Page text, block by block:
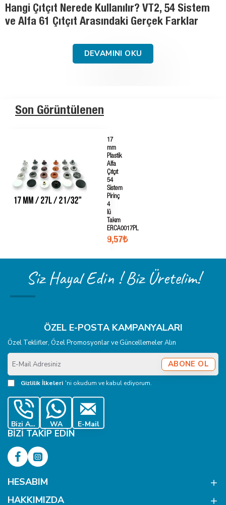
Tekstil Aksesuarlarında Malzeme Rehberi:
Pirinç, Paslanmaz Çelik ve Saç Demir
DEVAMINI OKU
Son Görüntülenen
17
mm
Plastik
Alfa
Çıtçıt
54
Sistem
Pirinç
4
lü
Takım
ERCA0017PL
9,57₺
Siz Hayal Edin ! Biz Üretelim!
ÖZEL E-POSTA KAMPANYALARI
Özel Teklifler, Özel Promosyonlar ve Güncellemeler Alın
E-
Mail
Adresiniz
ABONE OL
Gizlilik İlkeleri 'ni okudum ve kabul ediyorum.
Bizi Ara WA E-Mail
BIZI TAKIP EDIN
HESABIM
HAKKIMIZDA